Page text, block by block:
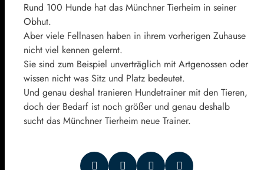
Rund 100 Hunde hat das Münchner Tierheim in seiner
Obhut.
Aber viele Fellnasen haben in ihrem vorherigen Zuhause
nicht viel kennen gelernt.
Sie sind zum Beispiel unverträglich mit Artgenossen oder
wissen nicht was Sitz und Platz bedeutet.
Und genau deshal tranieren Hundetrainer mit den Tieren,
doch der Bedarf ist noch größer und genau deshalb
sucht das Münchner Tierheim neue Trainer.